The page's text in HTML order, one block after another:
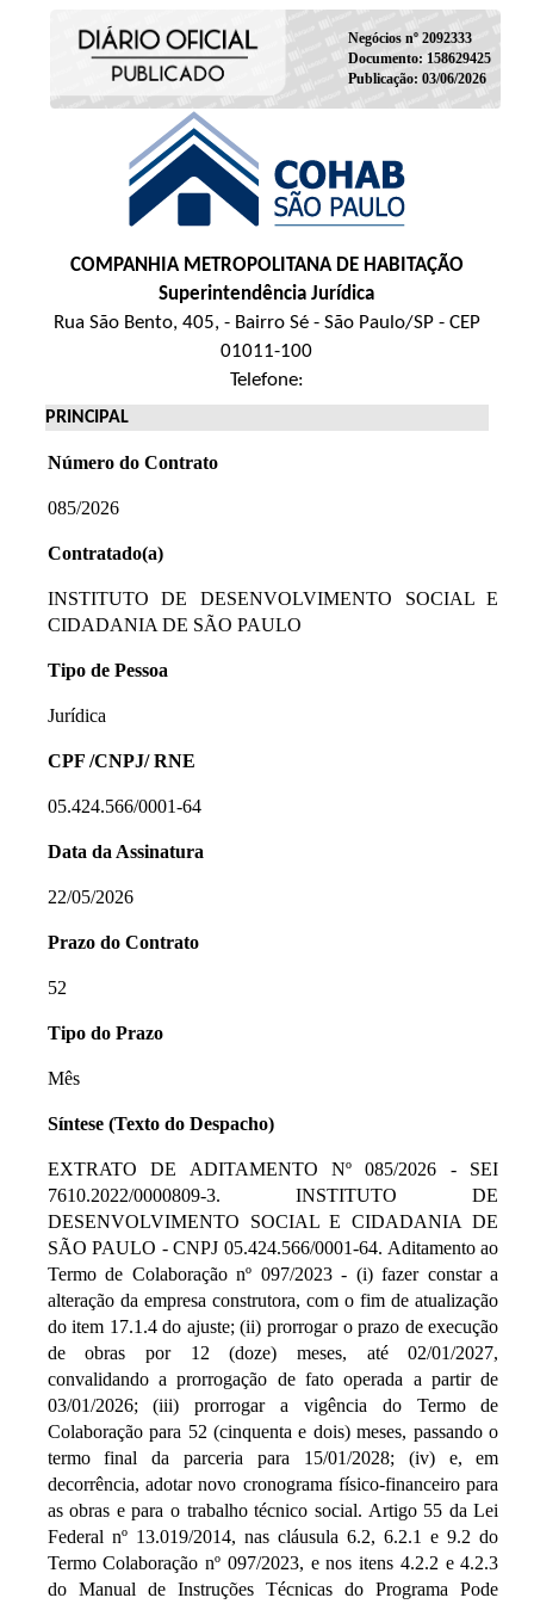
Negócios nº 2092333
Documento: 158629425
Publicação: 03/06/2026
COMPANHIA METROPOLITANA DE HABITAÇÃO
Superintendência Jurídica
Rua São Bento, 405, - Bairro Sé - São Paulo/SP - CEP
01011-100
Telefone:
PRINCIPAL
Número do Contrato
085/2026
Contratado(a)
INSTITUTO DE DESENVOLVIMENTO SOCIAL E
CIDADANIA DE SÃO PAULO
Tipo de Pessoa
Jurídica
CPF /CNPJ/ RNE
05.424.566/0001-64
Data da Assinatura
22/05/2026
Prazo do Contrato
52
Tipo do Prazo
Mês
Síntese (Texto do Despacho)
EXTRATO DE ADITAMENTO Nº 085/2026 - SEI
7610.2022/0000809-3. INSTITUTO DE
DESENVOLVIMENTO SOCIAL E CIDADANIA DE
SÃO PAULO - CNPJ 05.424.566/0001-64. Aditamento ao
Termo de Colaboração nº 097/2023 - (i) fazer constar a
alteração da empresa construtora, com o fim de atualização
do item 17.1.4 do ajuste; (ii) prorrogar o prazo de execução
de obras por 12 (doze) meses, até 02/01/2027,
convalidando a prorrogação de fato operada a partir de
03/01/2026; (iii) prorrogar a vigência do Termo de
Colaboração para 52 (cinquenta e dois) meses, passando o
termo final da parceria para 15/01/2028; (iv) e, em
decorrência, adotar novo cronograma físico-financeiro para
as obras e para o trabalho técnico social. Artigo 55 da Lei
Federal nº 13.019/2014, nas cláusula 6.2, 6.2.1 e 9.2 do
Termo Colaboração nº 097/2023, e nos itens 4.2.2 e 4.2.3
do Manual de Instruções Técnicas do Programa Pode